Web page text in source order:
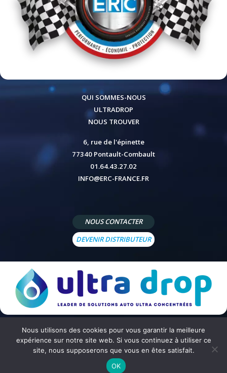
QUI SOMMES-NOUS
ULTRADROP
NOUS TROUVER
6, rue de l'épinette
77340 Pontault-Combault
01.64.43.27.02
INFO@ERC-FRANCE.FR
NOUS CONTACTER
DEVENIR DISTRIBUTEUR
© 2026 - Site réalisé par Peppermint Agency Mentions légales Politique de confidentialité
générales de vente
Nous utilisons des cookies pour vous garantir la meilleure
expérience sur notre site web. Si vous continuez à utiliser ce
site, nous supposerons que vous en êtes satisfait.
OK